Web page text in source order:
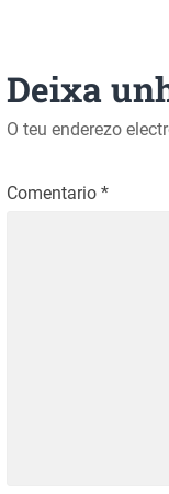
Deixa
O teu enderezo
Comentario *